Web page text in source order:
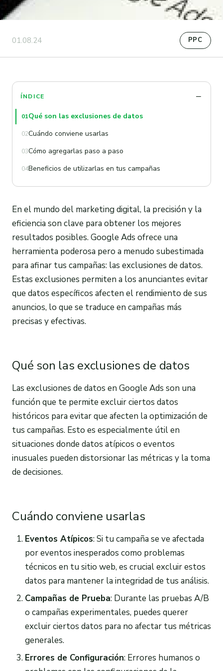
01.08.24 PPC
ÍNDICE
01Qué son las exclusiones de datos
02Cuándo conviene usarlas
03Cómo agregarlas paso a paso
04Beneficios de utilizarlas en tus campañas
En el mundo del marketing digital, la precisión y la
eficiencia son clave para obtener los mejores
resultados posibles. Google Ads ofrece una
herramienta poderosa pero a menudo subestimada
para afinar tus campañas: las exclusiones de datos.
Estas exclusiones permiten a los anunciantes evitar
que datos específicos afecten el rendimiento de sus
anuncios, lo que se traduce en campañas más
precisas y efectivas.
Qué son las exclusiones de datos
Las exclusiones de datos en Google Ads son una
función que te permite excluir ciertos datos
históricos para evitar que afecten la optimización de
tus campañas. Esto es especialmente útil en
situaciones donde datos atípicos o eventos
inusuales pueden distorsionar las métricas y la toma
de decisiones.
Cuándo conviene usarlas
Eventos Atípicos: Si tu campaña se ve afectada
por eventos inesperados como problemas
técnicos en tu sitio web, es crucial excluir estos
datos para mantener la integridad de tus análisis.
Campañas de Prueba: Durante las pruebas A/B
o campañas experimentales, puedes querer
excluir ciertos datos para no afectar tus métricas
generales.
Errores de Configuración: Errores humanos o